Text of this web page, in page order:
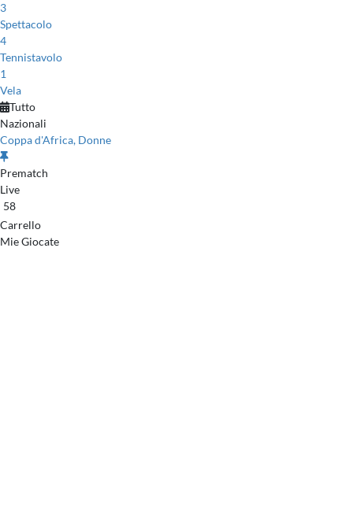
3
Spettacolo
4
Tennistavolo
1
Vela
Tutto
Nazionali
Coppa d'Africa, Donne
Prematch
Live
58
Carrello
Mie Giocate